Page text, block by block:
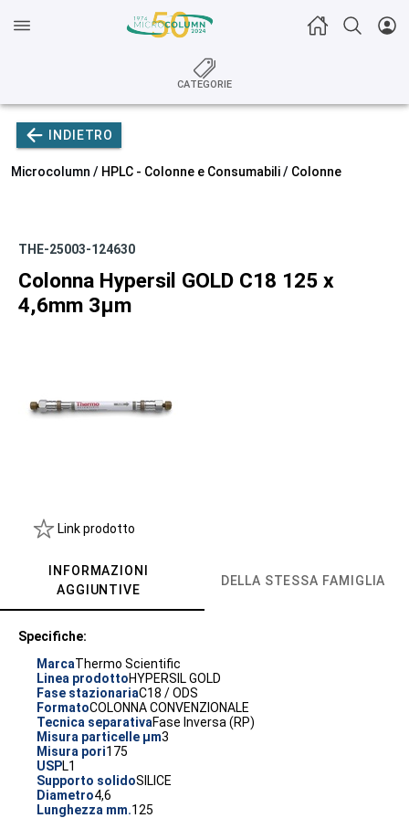
CATEGORIE
INDIETRO
Microcolumn / HPLC - Colonne e Consumabili/ Colonne
THE-25003-124630
Colonna Hypersil GOLD C18 125 x
4,6mm 3µm
Link prodotto
INFORMAZIONI
AGGIUNTIVE
DELLA STESSA FAMIGLIA
Specifiche:
MarcaThermo Scientific
Linea prodottoHYPERSIL GOLD
Fase stazionariaC18 / ODS
FormatoCOLONNA CONVENZIONALE
Tecnica separativaFase Inversa (RP)
Misura particelle µm3
Misura pori175
USPL1
Supporto solidoSILICE
Diametro4,6
Lunghezza mm.125